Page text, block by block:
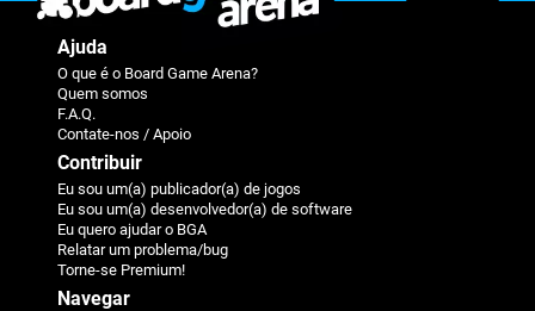
Ajuda
O que é o Board Game Arena?
Quem somos
F.A.Q.
Contate-nos / Apoio
Contribuir
Eu sou um(a) publicador(a) de jogos
Eu sou um(a) desenvolvedor(a) de software
Eu quero ajudar o BGA
Relatar um problema/bug
Torne-se Premium!
Navegar